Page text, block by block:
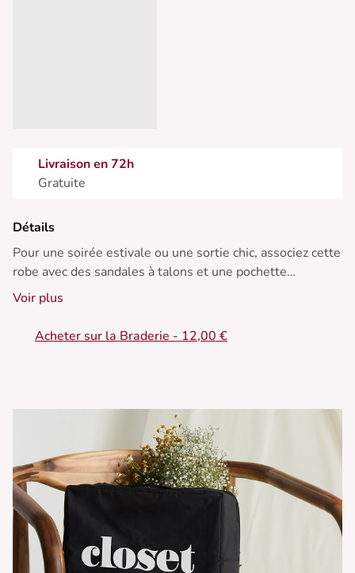
Livraison en 72h
Gratuite
Détails
Pour une soirée estivale ou une sortie chic, associez cette
robe avec des sandales à talons et une pochette
élégante. Ajoutez des bijoux dorés pour une touche de
glamour. Parfait pour l'été.
• Sans manches
Voir plus
Acheter sur la Braderie - 12,00 €